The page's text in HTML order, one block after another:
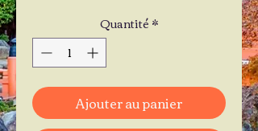
Quantité*
Ajouter au panier